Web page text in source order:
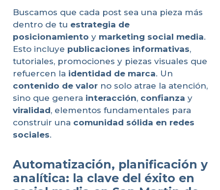
Buscamos que cada post sea una pieza más
dentro de tu estrategia de
posicionamiento y marketing social media.
Esto incluye publicaciones informativas,
tutoriales, promociones y piezas visuales que
refuercen la identidad de marca. Un
contenido de valorno solo atrae la atención,
sino que genera interacción, confianza y
viralidad, elementos fundamentales para
construir una comunidad sólida en redes
sociales.
Automatización, planificación y
analítica: la clave del éxito en